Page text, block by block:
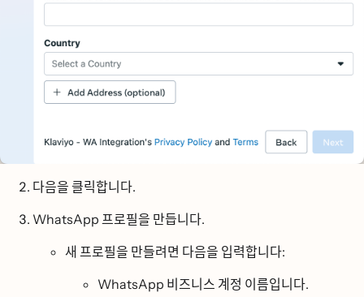
다음을 클릭합니다.
WhatsApp 프로필을 만듭니다.
새 프로필을 만들려면 다음을 입력합니다:
WhatsApp 비즈니스 계정 이름입니다.